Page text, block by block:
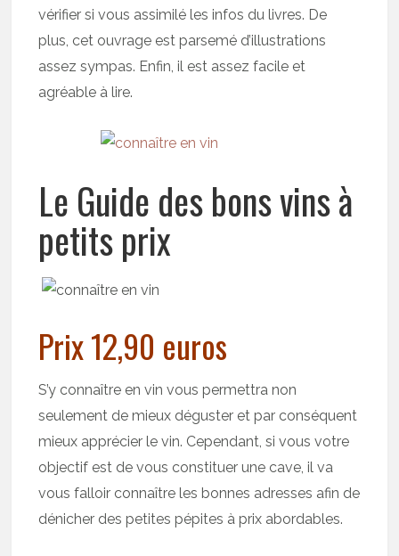
vérifier si vous assimilé les infos du livres. De
plus, cet ouvrage est parsemé d’illustrations
assez sympas. Enfin, il est assez facile et
agréable à lire.
Le Guide des bons vins à
petits prix
Prix 12,90 euros
S’y connaître en vin vous permettra non
seulement de mieux déguster et par conséquent
mieux apprécier le vin. Cependant, si vous votre
objectif est de vous constituer une cave, il va
vous falloir connaître les bonnes adresses afin de
dénicher des petites pépites à prix abordables.